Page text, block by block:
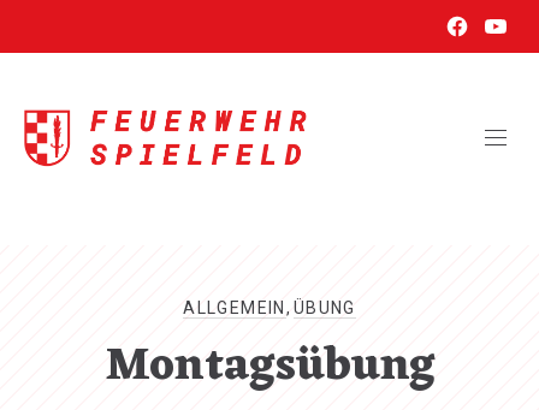
New New
ALLGEMEIN , ÜBUNG
Montagsübung